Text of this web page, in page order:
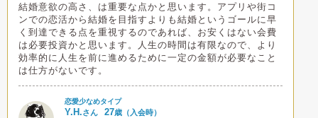
結婚意欲の高さ、は重要な点かと思います。アプリや街コ
ンでの恋活から結婚を目指すよりも結婚というゴールに早
く到達できる点を重視するのであれば、お安くはない会費
は必要投資かと思います。人生の時間は有限なので、より
効率的に人生を前に進めるために一定の金額が必要なこと
は仕方がないです。
恋愛少なめタイプ
Y.H.さん 27歳（入会時）